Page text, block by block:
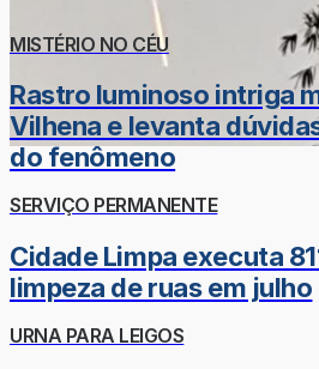
MISTÉRIO NO CÉU
Rastro luminoso intriga
Vilhena e levanta
do fenômeno
SERVIÇO PERMANENTE
Cidade Limpa executa
limpeza de ruas em julho
URNA PARA LEIGOS